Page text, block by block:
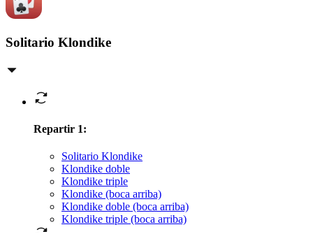
Solitario Klondike
Repartir 1:
Solitario Klondike
Klondike doble
Klondike triple
Klondike (boca arriba)
Klondike doble (boca arriba)
Klondike triple (boca arriba)